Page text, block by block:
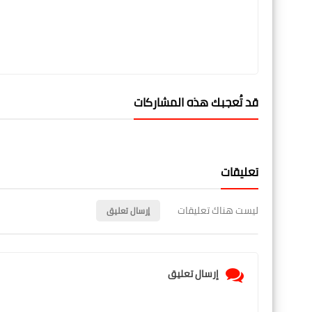
قد تُعجبك هذه المشاركات
تعليقات
ليست هناك تعليقات إرسال تعليق
إرسال تعليق